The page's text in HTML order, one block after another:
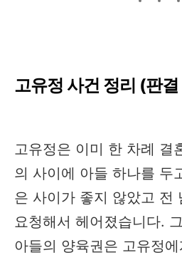
고유정 사건 정리 (판
고유정은 이미 한 차례 결
의 사이에 아들 하나를 두
은 사이가 좋지 않았고 전
요청해서 헤어졌습니다.
아들의 양육권은 고유정